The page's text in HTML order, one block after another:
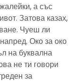
а със
Затова казах,
Чуеш ли
Око за око
на буквална
не ти говори
за